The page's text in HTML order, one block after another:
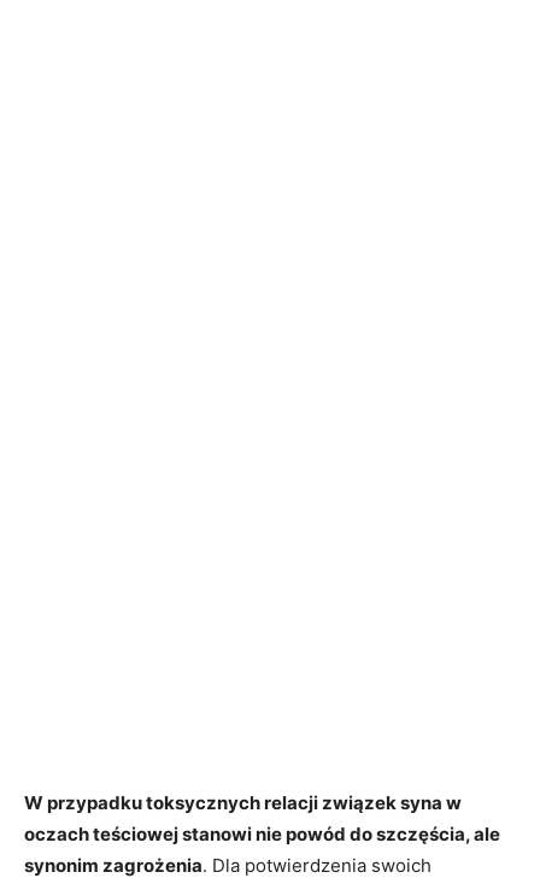
W przypadku toksycznych relacji związek syna w
oczach teściowej stanowi nie powód do szczęścia, ale
synonim zagrożenia. Dla potwierdzenia swoich